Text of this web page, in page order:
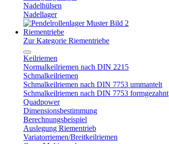
Nadelhülsen
Nadellager
Riementriebe
Zur Kategorie Riementriebe
Keilriemen
Normalkeilriemen nach DIN 2215
Schmalkeilriemen
Schmalkeilriemen nach DIN 7753 ummantelt
Schmalkeilriemen nach DIN 7753 formgezahnt
Quadpower
Dimensionsbestimmung
Berechnungsbeispiel
Auslegung Riementrieb
Variatorriemen/Breitkeilriemen